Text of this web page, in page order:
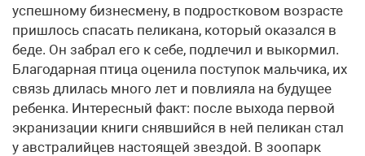
успешному бизнесмену, в подростковом возрасте
пришлось спасать пеликана, который оказался в
беде. Он забрал его к себе, подлечил и выкормил.
Благодарная птица оценила поступок мальчика, их
связь длилась много лет и повлияла на будущее
ребенка. Интересный факт: после выхода первой
экранизации книги снявшийся в ней пеликан стал
у австралийцев настоящей звездой. В зоопарк